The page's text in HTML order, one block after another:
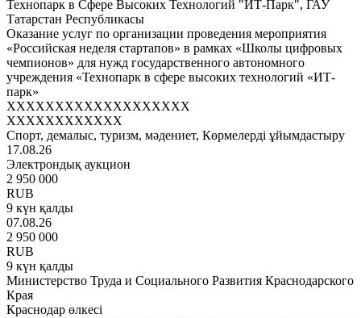
Технопарк в Сфере Высоких Технологий "ИТ-Парк", ГАУ
Татарстан Республикасы
Оказание услуг по организации проведения мероприятия
«Российская неделя стартапов» в рамках «Школы цифровых
чемпионов» для нужд государственного автономного
учреждения «Технопарк в сфере высоких технологий «ИТ-
парк»
XXXXXXXXXXXXXXXXXXX
XXXXXXXXXXXX
Спорт, демалыс, туризм, мәдениет, Көрмелерді ұйымдастыру
17.08.26
Электрондық аукцион
2 950 000
RUB
9 күн қалды
07.08.26
2 950 000
RUB
9 күн қалды
Министерство Труда и Социального Развития Краснодарского
Края
Краснодар өлкесі